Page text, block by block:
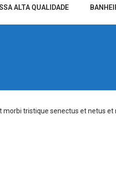
ALTA QUALIDADE
tristique senectus et netus